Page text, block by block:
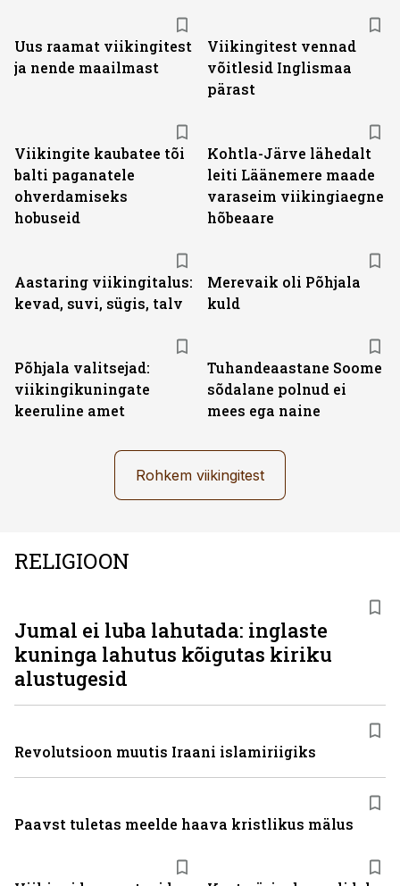
Uus raamat viikingitest
ja nende maailmast
Viikingitest vennad
võitlesid Inglismaa
pärast
Viikingite kaubatee tõi
balti paganatele
ohverdamiseks
hobuseid
Kohtla-Järve lähedalt
leiti Läänemere maade
varaseim viikingiaegne
hõbeaare
Aastaring viikingitalus:
kevad, suvi, sügis, talv
Merevaik oli Põhjala
kuld
Põhjala valitsejad:
viikingikuningate
keeruline amet
Tuhandeaastane Soome
sõdalane polnud ei
mees ega naine
Rohkem viikingitest
RELIGIOON
Jumal ei luba lahutada: inglaste
kuninga lahutus kõigutas kiriku
alustugesid
Revolutsioon muutis Iraani islamiriigiks
Paavst tuletas meelde haava kristlikus mälus